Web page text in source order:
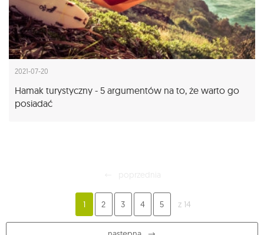
2021-07-20
Hamak turystyczny - 5 argumentów na to, że warto go
posiadać
1 2 3 4 5 z 14